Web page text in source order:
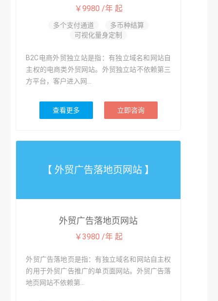
￥9980 /年 起
多个支付通道
多币种结算
可视化量身定制
B2C电商外贸独立站是指：有独立域名和网站自
主权的电商类外贸网站。外贸独立站不依赖第三
方平台，客户进入网...
查看更多 立即咨询
【 外贸广告落地页网站 】
外贸广告落地页网站
￥3980 /年 起
外贸广告落地页是指：有独立域名和网站自主权
的用于外贸广告推广的单页面网站。外贸广告落
地页网站不依赖第...